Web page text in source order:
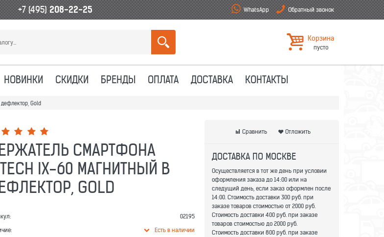
+7 (495)208-22-25 WhatsApp Обратный звонок
Корзина
пусто
НОВИНКИ СКИДКИ БРЕНДЫ ОПЛАТА ДОСТАВКА КОНТАКТЫ
Gold
СМАРТФОНА
IX-60 МАГНИТНЫЙ В
GOLD
02195
Есть в наличии
Сравнить Отложить
ДОСТАВКА ПО МОСКВЕ
Осуществляется в тот же день при условии
оформления заказа до 14:00 или на
следущий день, если заказ оформлен после
14:00. Стоимость доставки 300 руб. при
заказе товаров стоимостью от 2000 руб.
Стоимость доставки 400 руб. при заказе
товаров стоимостью до 2000 руб.
Стоимость доставки 800 руб. при заказе